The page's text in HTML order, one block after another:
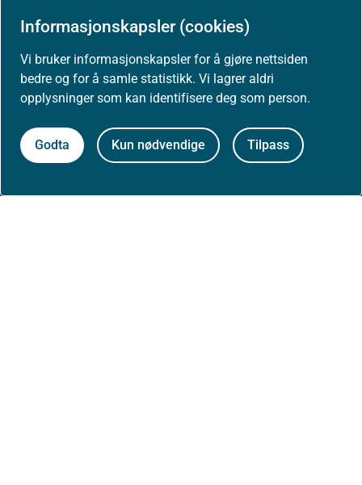
Informasjonskapsler (cookies)
Vi bruker informasjonskapsler for å gjøre nettsiden
bedre og for å samle statistikk. Vi lagrer aldri
opplysninger som kan identifisere deg som person.
Godta Kun nødvendige Tilpass
Høringer
Presse
Om nettstedet